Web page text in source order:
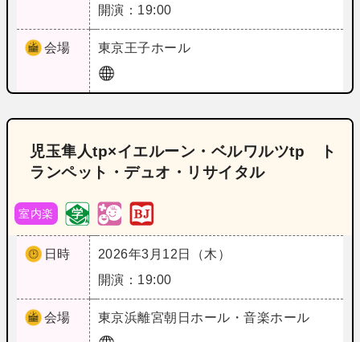
開演：19:00
会場 東京王子ホール
児玉隼人tp×イエルーン・ベルワルツtp ト
ランペット・デュオ・リサイタル
室内楽
日時
2026年3月12日（木）
開演：19:00
会場 東京浜離宮朝日ホール・音楽ホール